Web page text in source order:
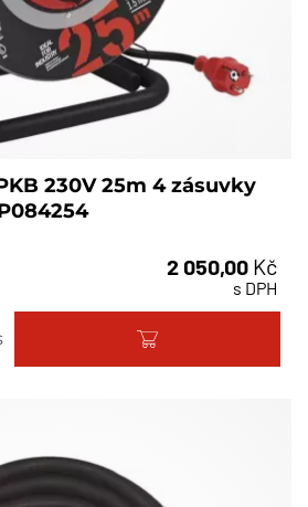
230V 25m 4 zásuvky
2 050,00 Kč
s DPH